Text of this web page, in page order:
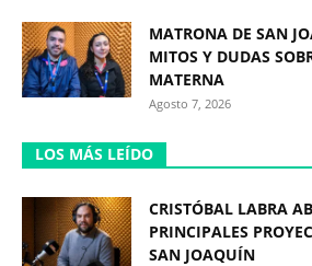
MATRONA DE SAN
MITOS Y DUDAS
MATERNA
Agosto 7, 2026
LOS MÁS LEÍDO
CRISTÓBAL LABRA
PRINCIPALES
SAN JOAQUÍN